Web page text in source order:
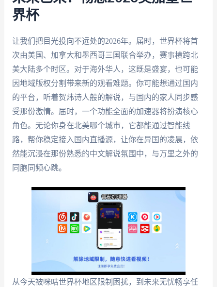
界杯
让我们把目光投向不远处的2026年。届时，世界杯将首
次由美国、加拿大和墨西哥三国联合举办，赛事横跨北
美大陆多个时区。对于海外华人，这既是盛宴，也可能
因地域版权分割带来新的观看难题。你可能想通过国内
的平台，听着贺炜诗人般的解说，与国内的家人同步感
受那份激情。届时，一个功能全面的加速器将扮演核心
角色。无论你身在北美哪个城市，它都能通过智能线
路，帮你稳定接入国内直播源，让你在异国的凌晨，依
然能沉浸在那份熟悉的中文解说氛围中，与万里之外的
同胞同频心跳。
从今天被咪咕世界杯地区限制困扰，到未来无忧畅享任